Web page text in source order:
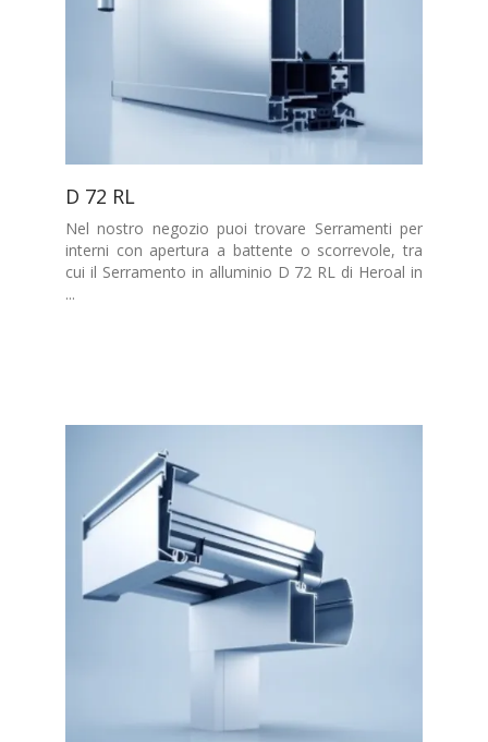
D 72 RL
Nel nostro negozio puoi trovare Serramenti per
interni con apertura a battente o scorrevole, tra
cui il Serramento in alluminio D 72 RL di Heroal in
...